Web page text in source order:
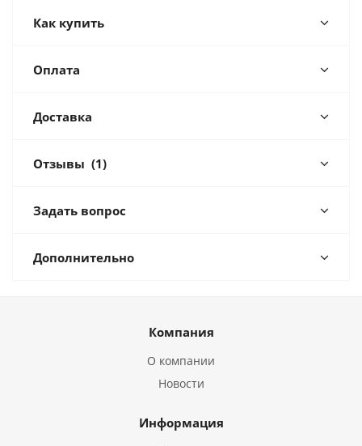
Как купить
Оплата
Доставка
Отзывы (1)
Задать вопрос
Дополнительно
Компания
О компании
Новости
Информация